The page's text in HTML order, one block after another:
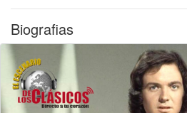
Biografias